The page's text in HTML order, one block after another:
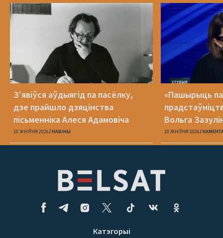
З'явіўся аўдыягід па пасёлку,
дзе прайшло дзяцінства
пісьменніка Алеся Адамовіча
10 ЖНІЎНЯ 2026 НАВІНЫ
«Пашырыць
Вольга
на новай
10 ЖНІЎНЯ 2026
Катэгорыі